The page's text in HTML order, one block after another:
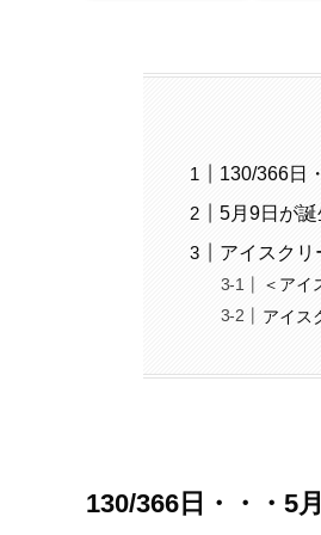
130/366日
5月9日が誕
アイスクリ
＜アイ
アイス
130/366日・・・5